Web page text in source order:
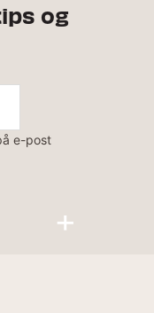
og
e-post